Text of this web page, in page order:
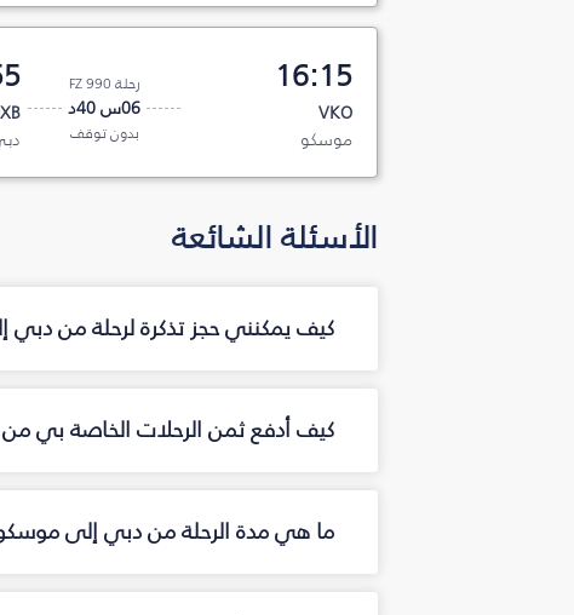
16:15
VKO
موسكو
رحلة FZ 990
06س 40د
بدون توقف
الأسئلة الشائعة
كيف يمكنني حجز تذكرة لرحلة من
كيف أدفع ثمن الرحلات الخاصة بي
ما هي مدة الرحلة من دبي إلى